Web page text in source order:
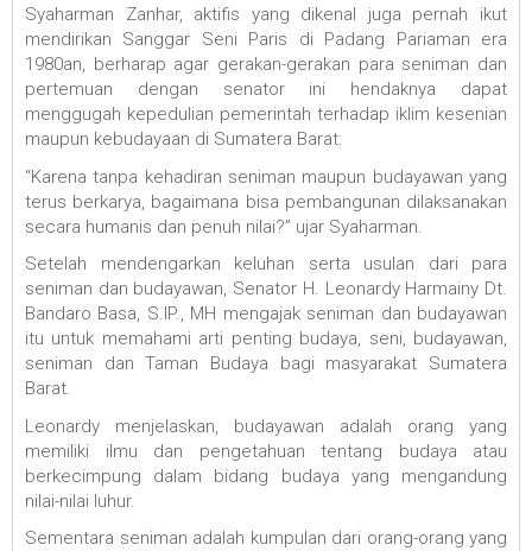
Syaharman Zanhar, aktifis yang dikenal juga pernah ikut
mendirikan Sanggar Seni Paris di Padang Pariaman era
1980an, berharap agar gerakan-gerakan para seniman dan
pertemuan dengan senator ini hendaknya dapat
menggugah kepedulian pemerintah terhadap iklim kesenian
maupun kebudayaan di Sumatera Barat.
“Karena tanpa kehadiran seniman maupun budayawan yang
terus berkarya, bagaimana bisa pembangunan dilaksanakan
secara humanis dan penuh nilai?” ujar Syaharman.
Setelah mendengarkan keluhan serta usulan dari para
seniman dan budayawan, Senator H. Leonardy Harmainy Dt.
Bandaro Basa, S.IP., MH mengajak seniman dan budayawan
itu untuk memahami arti penting budaya, seni, budayawan,
seniman dan Taman Budaya bagi masyarakat Sumatera
Barat.
Leonardy menjelaskan, budayawan adalah orang yang
memiliki ilmu dan pengetahuan tentang budaya atau
berkecimpung dalam bidang budaya yang mengandung
nilai-nilai luhur.
Sementara seniman adalah kumpulan dari orang-orang yang